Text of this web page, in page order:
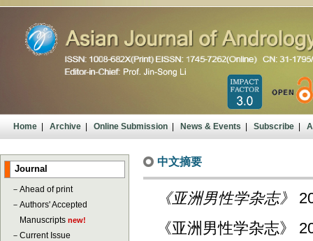
Home| Archive| Online Submission| News & Events| Subscribe|
Journal
－ Ahead of print
－ Authors' Accepted
Manuscripts new!
－ Current Issue
中文摘要
《亚洲男性学杂志》
《亚洲男性学杂志》